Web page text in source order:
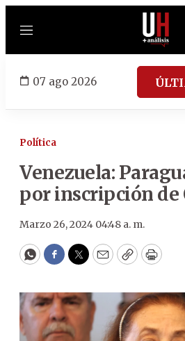
Menú
07 ago 2026
Política
Venezuela:
por inscripción de
Marzo 26, 2024 04:48 a. m.
WhatsApp
Facebook
Twitter
EmailCopyPrint